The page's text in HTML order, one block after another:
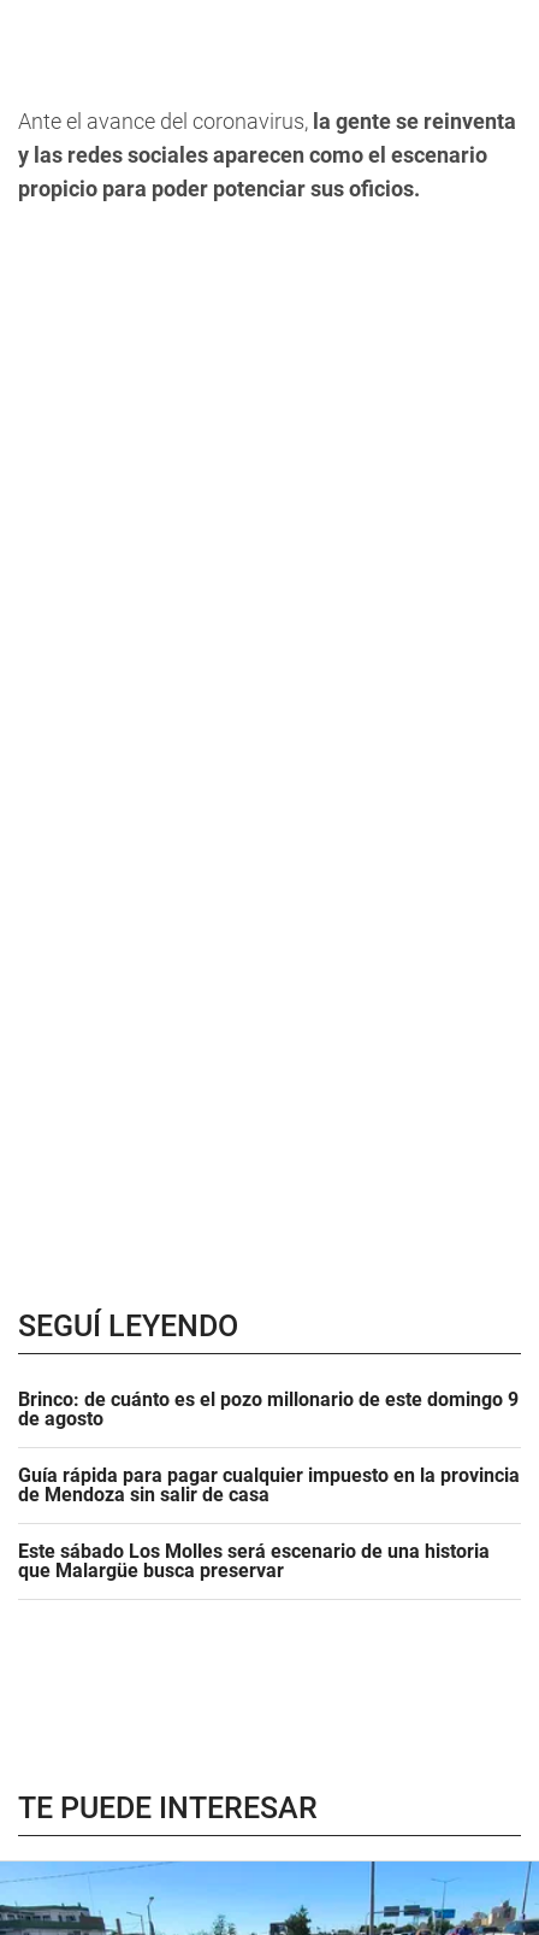
Ante el avance del coronavirus, la gente se reinventa
y las redes sociales aparecen como el escenario
propicio para poder potenciar sus oficios.
SEGUÍ LEYENDO
Brinco: de cuánto es el pozo millonario de este domingo 9
de agosto
Guía rápida para pagar cualquier impuesto en la provincia
de Mendoza sin salir de casa
Este sábado Los Molles será escenario de una historia
que Malargüe busca preservar
TE PUEDE INTERESAR